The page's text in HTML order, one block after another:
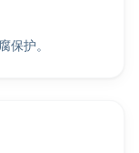
保护。